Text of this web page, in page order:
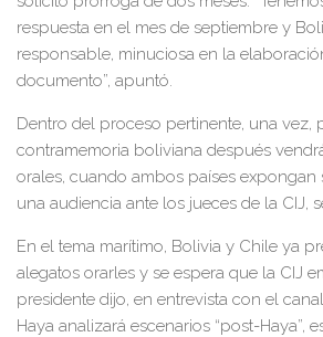
respuesta en el mes de septiembre y
responsable, minuciosa en la
documento”, apuntó.
Dentro del proceso pertinente, una vez,
contramemoria boliviana después
orales, cuando ambos países expongan
una audiencia ante los jueces de la CIJ,
En el tema marítimo, Bolivia y Chile ya
alegatos orarles y se espera que la CIJ
presidente dijo, en entrevista con el
Haya analizará escenarios “post-Haya”,